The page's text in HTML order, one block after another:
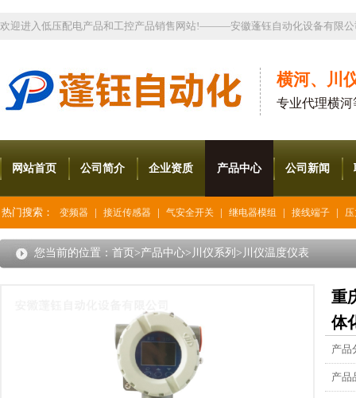
欢迎进入低压配电产品和工控产品销售网站!———安徽蓬钰自动化设备有限公
横河、川
专业代理横
网站首页 公司简介 企业资质 产品中心 公司新闻
热门搜索： 变频器 | 接近传感器 | 气安全开关 | 继电器模组 | 接线端子 |
您当前的位置： 首页>产品中心> 川仪系列 > 川仪温度仪表
重
体
产品
产品